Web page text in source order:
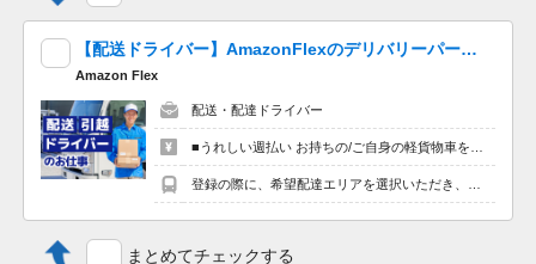
職能手当（固定残業代） 27,000円
給与支払日 毎月末日締 当月末日支払い
昇給あり 年1回
社内研修参加手当 3,000円／回
（職能手当は時間外労働の有無にかかわらず固定残業代として支
給し18時間を超える時間外労働分は追加で支給）賞与あり 前年
度実績 年3回・2ヶ月分
【配送ドライバー】AmazonFlexのデリバリーパートナーを大量募集中！ 夕方以降４時間程度最大10,000円の報酬も可能!※単発OK！嬉しい「週払い」！
Amazon Flex
配送・配達ドライバー
■うれしい週払い お持ちの/ご自身の軽貨物車を使用する場合、４時間程度で最大8,800円。夕方以降の稼働※だと４時間程度で最10,000円の報酬が獲得可能！給与ではなく、委託業務に応じた報酬をお支払いする業務委託のお仕事です。うれしい週払い。 ※関西エリアで4-6月に１8時以降稼働した場合を想定。地域により異なります。 ※報酬は規約にしたがい配達完了の15日後に支払いますが、可能な場合は、より早く、週払いで前週稼働分をお支払いします。 登録の際に、希望配達エリアを選択いただき、そのエリアでの業務を委託します（業務委託）。
登録の際に、希望配達エリアを選択いただき、そのエリアでの業務を委託します（業務委託）。
まとめてチェックする